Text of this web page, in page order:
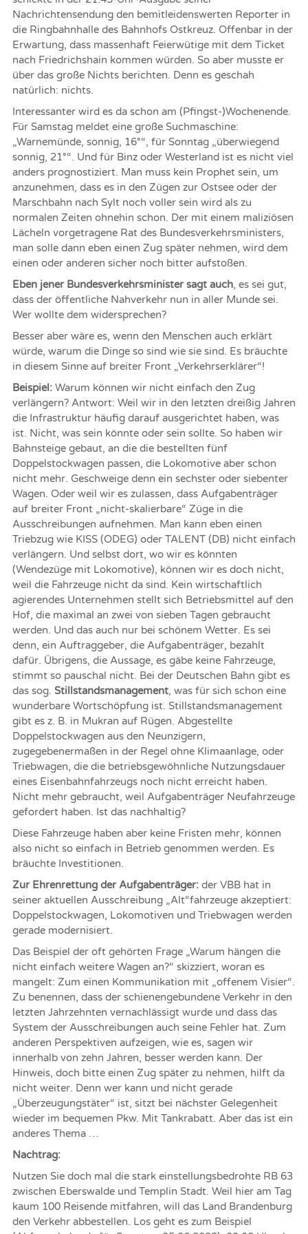
Nachrichtensendung den bemitleidenswerten Reporter in
die Ringbahnhalle des Bahnhofs Ostkreuz. Offenbar in der
Erwartung, dass massenhaft Feierwütige mit dem Ticket
nach Friedrichshain kommen würden. So aber musste er
über das große Nichts berichten. Denn es geschah
natürlich: nichts.
Interessanter wird es da schon am (Pfingst-)Wochenende.
Für Samstag meldet eine große Suchmaschine:
„Warnemünde, sonnig, 16°“, für Sonntag „überwiegend
sonnig, 21°“. Und für Binz oder Westerland ist es nicht viel
anders prognostiziert. Man muss kein Prophet sein, um
anzunehmen, dass es in den Zügen zur Ostsee oder der
Marschbahn nach Sylt noch voller sein wird als zu
normalen Zeiten ohnehin schon. Der mit einem maliziösen
Lächeln vorgetragene Rat des Bundesverkehrsministers,
man solle dann eben einen Zug später nehmen, wird dem
einen oder anderen sicher noch bitter aufstoßen.
Eben jener Bundesverkehrsminister sagt auch, es sei gut,
dass der öffentliche Nahverkehr nun in aller Munde sei.
Wer wollte dem widersprechen?
Besser aber wäre es, wenn den Menschen auch erklärt
würde, warum die Dinge so sind wie sie sind. Es bräuchte
in diesem Sinne auf breiter Front „Verkehrserklärer“!
Beispiel: Warum können wir nicht einfach den Zug
verlängern? Antwort: Weil wir in den letzten dreißig Jahren
die Infrastruktur häufig darauf ausgerichtet haben, was
ist. Nicht, was sein könnte oder sein sollte. So haben wir
Bahnsteige gebaut, an die die bestellten fünf
Doppelstockwagen passen, die Lokomotive aber schon
nicht mehr. Geschweige denn ein sechster oder siebenter
Wagen. Oder weil wir es zulassen, dass Aufgabenträger
auf breiter Front „nicht-skalierbare“ Züge in die
Ausschreibungen aufnehmen. Man kann eben einen
Triebzug wie KISS (ODEG) oder TALENT (DB) nicht einfach
verlängern. Und selbst dort, wo wir es könnten
(Wendezüge mit Lokomotive), können wir es doch nicht,
weil die Fahrzeuge nicht da sind. Kein wirtschaftlich
agierendes Unternehmen stellt sich Betriebsmittel auf den
Hof, die maximal an zwei von sieben Tagen gebraucht
werden. Und das auch nur bei schönem Wetter. Es sei
denn, ein Auftraggeber, die Aufgabenträger, bezahlt
dafür. Übrigens, die Aussage, es gäbe keine Fahrzeuge,
stimmt so pauschal nicht. Bei der Deutschen Bahn gibt es
das sog. Stillstandsmanagement, was für sich schon eine
wunderbare Wortschöpfung ist. Stillstandsmanagement
gibt es z. B. in Mukran auf Rügen. Abgestellte
Doppelstockwagen aus den Neunzigern,
zugegebenermaßen in der Regel ohne Klimaanlage, oder
Triebwagen, die die betriebsgewöhnliche Nutzungsdauer
eines Eisenbahnfahrzeugs noch nicht erreicht haben.
Nicht mehr gebraucht, weil Aufgabenträger Neufahrzeuge
gefordert haben. Ist das nachhaltig?
Diese Fahrzeuge haben aber keine Fristen mehr, können
also nicht so einfach in Betrieb genommen werden. Es
bräuchte Investitionen.
Zur Ehrenrettung der Aufgabenträger: der VBB hat in
seiner aktuellen Ausschreibung „Alt“fahrzeuge akzeptiert:
Doppelstockwagen, Lokomotiven und Triebwagen werden
gerade modernisiert.
Das Beispiel der oft gehörten Frage „Warum hängen die
nicht einfach weitere Wagen an?“ skizziert, woran es
mangelt: Zum einen Kommunikation mit „offenem Visier“.
Zu benennen, dass der schienengebundene Verkehr in den
letzten Jahrzehnten vernachlässigt wurde und dass das
System der Ausschreibungen auch seine Fehler hat. Zum
anderen Perspektiven aufzeigen, wie es, sagen wir
innerhalb von zehn Jahren, besser werden kann. Der
Hinweis, doch bitte einen Zug später zu nehmen, hilft da
nicht weiter. Denn wer kann und nicht gerade
„Überzeugungstäter“ ist, sitzt bei nächster Gelegenheit
wieder im bequemen Pkw. Mit Tankrabatt. Aber das ist ein
anderes Thema …
Nachtrag:
Nutzen Sie doch mal die stark einstellungsbedrohte RB 63
zwischen Eberswalde und Templin Stadt. Weil hier am Tag
kaum 100 Reisende mitfahren, will das Land Brandenburg
den Verkehr abbestellen. Los geht es zum Beispiel